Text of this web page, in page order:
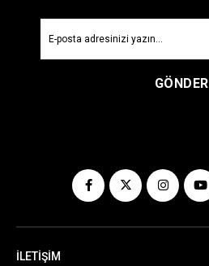
GÖNDER
İLETİŞİM